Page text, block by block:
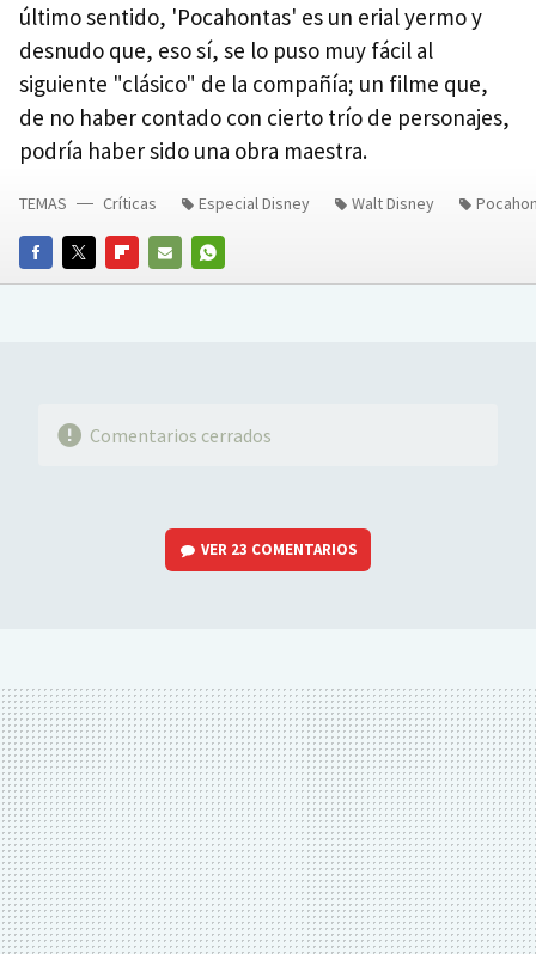
último sentido, 'Pocahontas' es un erial yermo y
desnudo que, eso sí, se lo puso muy fácil al
siguiente "clásico" de la compañía; un filme que,
de no haber contado con cierto trío de personajes,
podría haber sido una obra maestra.
FACEBOOKTWITTERFLIPBOARD
E-
WHATSAPP
TEMAS Críticas Especial Disney Walt Disney
Comentarios cerrados
VER 23 COMENTARIOS